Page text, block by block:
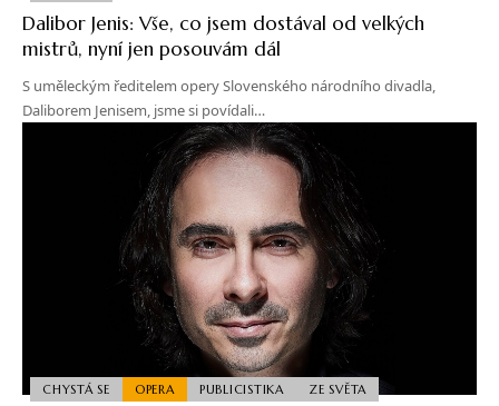
Dalibor Jenis: Vše, co jsem dostával od velkých
mistrů, nyní jen posouvám dál
S uměleckým ředitelem opery Slovenského národního divadla,
Daliborem Jenisem, jsme si povídali…
CHYSTÁ SE OPERA PUBLICISTIKA ZE SVĚTA